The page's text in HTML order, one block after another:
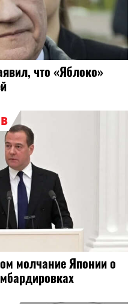
что «Яблоко»
молчание Японии о